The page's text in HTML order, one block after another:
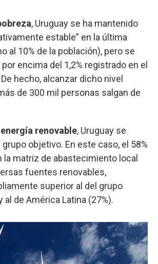
, Uruguay se ha mantenido
estable” en la última
al 10% de la población), pero se
encima del 1,2% registrado en el
hecho, alcanzar dicho nivel
de 300 mil personas salgan de
energía renovable, Uruguay se
objetivo. En este caso, el 58%
la matriz de abastecimiento local
fuentes renovables,
superior al del grupo
al de América Latina (27%).